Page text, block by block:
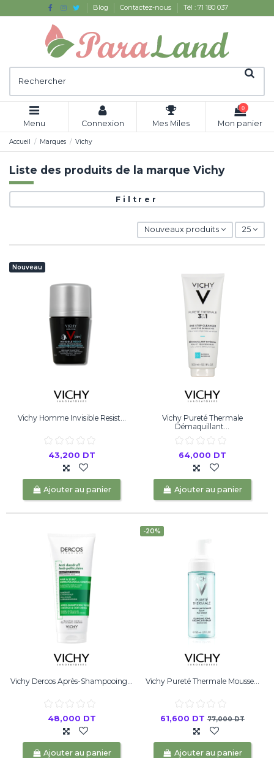
Blog Contactez-nous Tél : 71 180 037
Menu Connexion Mes Miles
0
Mon panier
Accueil Marques Vichy
Liste des produits de la marque Vichy
Filtrer
Nouveaux produits 25
Nouveau
Vichy Homme Invisible Resist...
43,200 DT
Ajouter au panier
Vichy Pureté Thermale
Démaquillant...
64,000 DT
Ajouter au panier
Vichy Dercos Après-Shampooing...
48,000 DT
Ajouter au panier
-20%
Vichy Pureté Thermale Mousse...
61,600 DT77,000 DT
Ajouter au panier